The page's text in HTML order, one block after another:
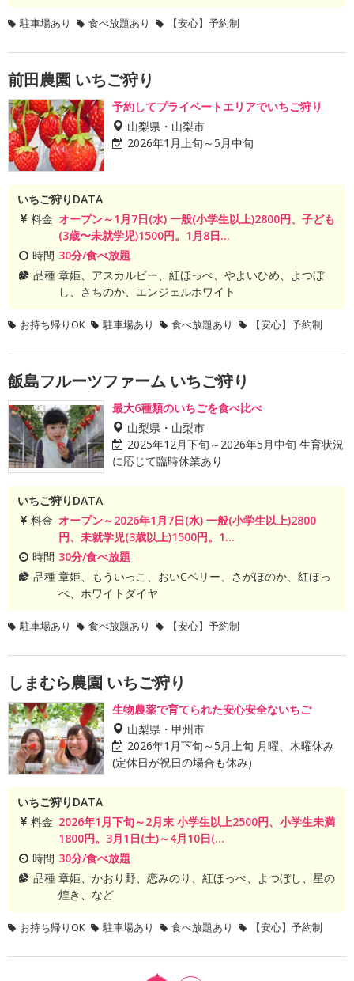
駐車場あり 食べ放題あり 【安心】予約制
前田農園 いちご狩り
予約してプライベートエリアでいちご狩り
山梨県・山梨市
2026年1月上旬～5月中旬
いちご狩りDATA
料金 オープン～1月7日(水) 一般(小学生以上)2800円、子ども
(3歳〜未就学児)1500円。1月8日...
時間 30分/食べ放題
品種 章姫、アスカルビー、紅ほっぺ、やよいひめ、よつぼ
し、さちのか、エンジェルホワイト
お持ち帰りOK 駐車場あり 食べ放題あり 【安心】予約制
飯島フルーツファーム いちご狩り
最大6種類のいちごを食べ比べ
山梨県・山梨市
2025年12月下旬～2026年5月中旬 生育状況
に応じて臨時休業あり
いちご狩りDATA
料金 オープン～2026年1月7日(水) 一般(小学生以上)2800
円、未就学児(3歳以上)1500円。1...
時間 30分/食べ放題
品種 章姫、もういっこ、おいCベリー、さがほのか、紅ほっ
ぺ、ホワイトダイヤ
駐車場あり 食べ放題あり 【安心】予約制
しまむら農園 いちご狩り
生物農薬で育てられた安心安全ないちご
山梨県・甲州市
2026年1月下旬～5月上旬 月曜、木曜休み
(定休日が祝日の場合も休み)
いちご狩りDATA
料金 2026年1月下旬～2月末 小学生以上2500円、小学生未満
1800円。3月1日(土)～4月10日(...
時間 30分/食べ放題
品種 章姫、かおり野、恋みのり、紅ほっぺ、よつぼし、星の
煌き、など
お持ち帰りOK 駐車場あり 食べ放題あり 【安心】予約制